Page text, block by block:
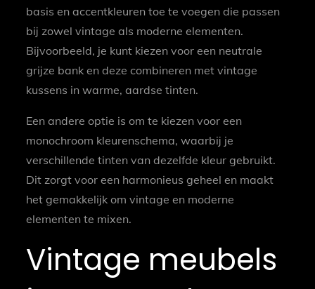
basis en accentkleuren toe te voegen die passen
bij zowel vintage als moderne elementen.
Bijvoorbeeld, je kunt kiezen voor een neutrale
grijze bank en deze combineren met vintage
kussens in warme, aardse tinten.
Een andere optie is om te kiezen voor een
monochroom kleurenschema, waarbij je
verschillende tinten van dezelfde kleur gebruikt.
Dit zorgt voor een harmonieus geheel en maakt
het gemakkelijk om vintage en moderne
elementen te mixen.
Vintage meubels